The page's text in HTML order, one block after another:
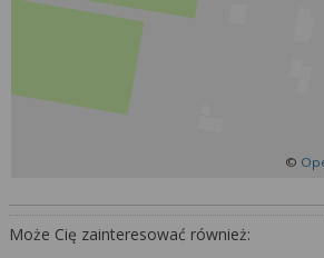
©
Może Cię zainteresować również:
Więcej informacji na temat
narzędzi zewnętrznych w naszym
znajdziesz w